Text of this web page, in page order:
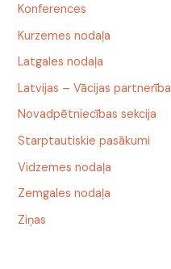
Konferences
Kurzemes nodaļa
Latgales nodaļa
Latvijas – Vācijas partnerība
Novadpētniecības sekcija
Starptautiskie pasākumi
Vidzemes nodaļa
Zemgales nodaļa
Ziņas